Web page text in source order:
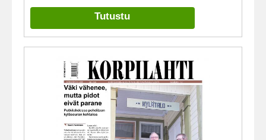
Tutustu